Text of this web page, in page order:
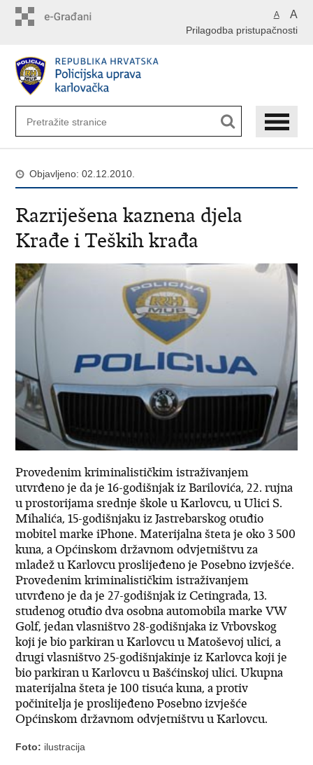
A A
Prilagodba pristupačnosti
Objavljeno: 02.12.2010.
Razriješena kaznena djela
Krađe i Teških krađa
Provedenim kriminalističkim istraživanjem
utvrđeno je da je 16-godišnjak iz Barilovića, 22. rujna
u prostorijama srednje škole u Karlovcu, u Ulici S.
Mihalića, 15-godišnjaku iz Jastrebarskog otuđio
mobitel marke iPhone. Materijalna šteta je oko 3 500
kuna, a Općinskom državnom odvjetništvu za
mladež u Karlovcu proslijeđeno je Posebno izvješće.
Provedenim kriminalističkim istraživanjem
utvrđeno je da je 27-godišnjak iz Cetingrada, 13.
studenog otuđio dva osobna automobila marke VW
Golf, jedan vlasništvo 28-godišnjaka iz Vrbovskog
koji je bio parkiran u Karlovcu u Matoševoj ulici, a
drugi vlasništvo 25-godišnjakinje iz Karlovca koji je
bio parkiran u Karlovcu u Bašćinskoj ulici. Ukupna
materijalna šteta je 100 tisuća kuna, a protiv
počinitelja je proslijeđeno Posebno izvješće
Općinskom državnom odvjetništvu u Karlovcu.
Foto: ilustracija